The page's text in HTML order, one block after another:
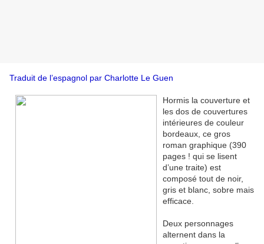
Traduit de l’espagnol par Charlotte Le Guen
Hormis la couverture et
les dos de couvertures
intérieures de couleur
bordeaux, ce gros
roman graphique (390
pages ! qui se lisent
d’une traite) est
composé tout de noir,
gris et blanc, sobre mais
efficace.
Deux personnages
alternent dans la